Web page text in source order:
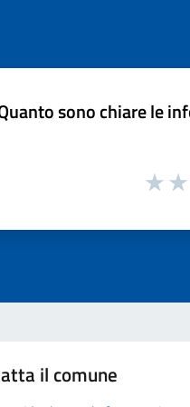
sono chiare le
il comune